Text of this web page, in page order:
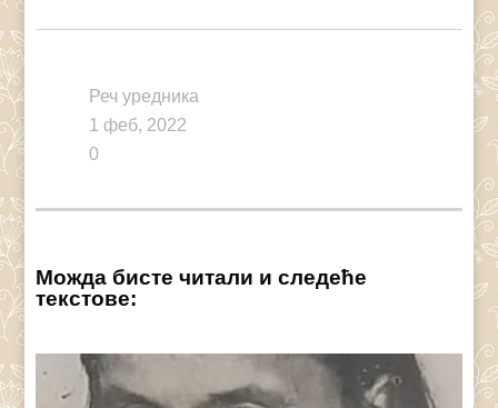
Реч уредника
1 феб, 2022
0
Можда бисте читали и следеће
текстове: